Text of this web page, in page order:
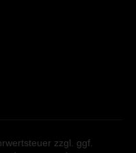
zzgl. ggf.